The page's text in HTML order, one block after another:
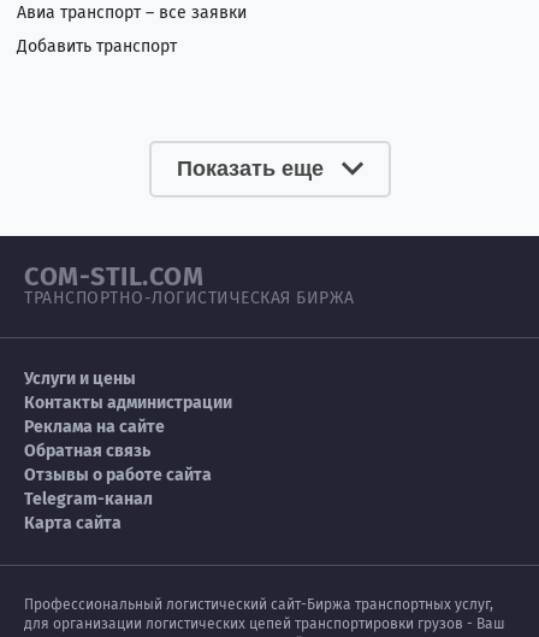
Авиа транспорт – все заявки
Добавить транспорт
Показать еще
COM-STIL.COM
ТРАНСПОРТНО-ЛОГИСТИЧЕСКАЯ БИРЖА
Услуги и цены
Контакты администрации
Реклама на сайте
Обратная связь
Отзывы о работе сайта
Telegram-канал
Карта сайта
Профессиональный логистический сайт-Биржа транспортных услуг,
для организации логистических цепей транспортировки грузов - Ваш